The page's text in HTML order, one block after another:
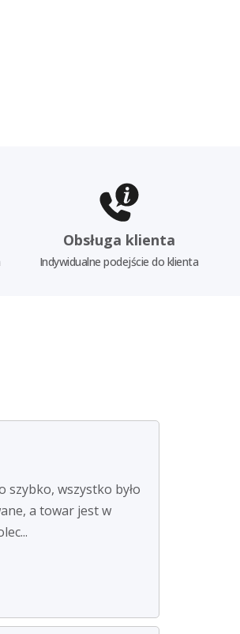
Obsługa klienta
Indywidualne podejście do klienta
szybko, wszystko było
a towar jest w